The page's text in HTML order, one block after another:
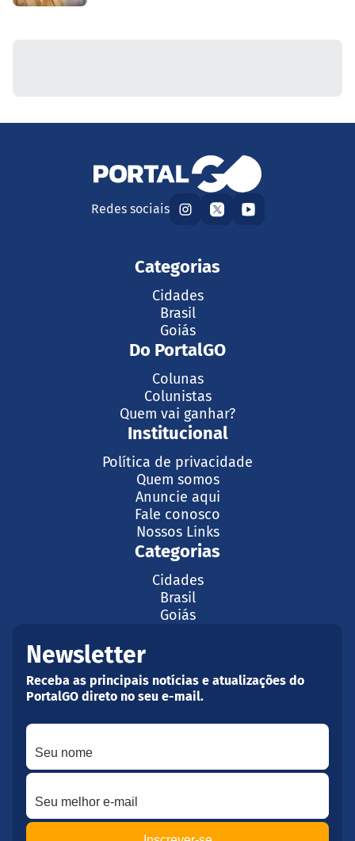
Redes sociais
Categorias
Cidades
Brasil
Goiás
Do PortalGO
Colunas
Colunistas
Quem vai ganhar?
Institucional
Política de privacidade
Quem somos
Anuncie aqui
Fale conosco
Nossos Links
Categorias
Cidades
Brasil
Goiás
Newsletter
Receba as principais notícias e atualizações do
PortalGO direto no seu e-mail.
Seu nome
Seu melhor e-mail